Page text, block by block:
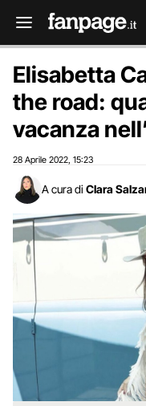
Elisabetta
the road:
vacanza
28 Aprile 2022 15:23
A cura di Clara